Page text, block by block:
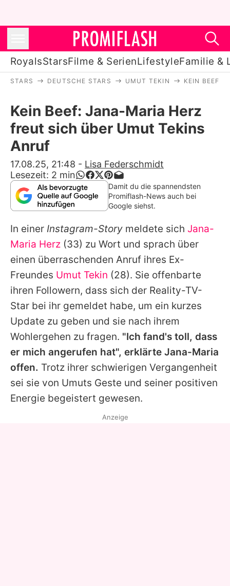
RoyalsStarsFilme & SerienLifestyleFamilie &
Stars
Filme & Serien
Lifestyle
Familie & Liebe
Promiflash Exklusiv
Alle Themen auf Promiflash
Jobs
App runterladen
Team
Redaktionelle Richtlinien
Impressum
Datenschutzerklärung
Utiq verwalten
STARS DEUTSCHE STARS UMUT TEKIN KEIN BEEF:
Kein Beef: Jana-Maria Herz
freut sich über Umut Tekins
Anruf
17.08.25, 21:48 - Lisa Federschmidt
Lesezeit: 2 min
Damit du die spannendsten
Promiflash-News auch bei
Google siehst.
In einer Instagram-Story meldete sich Jana-
Maria Herz (33) zu Wort und sprach über
einen überraschenden Anruf ihres Ex-
Freundes Umut Tekin (28). Sie offenbarte
ihren Followern, dass sich der Reality-TV-
Star bei ihr gemeldet habe, um ein kurzes
Update zu geben und sie nach ihrem
Wohlergehen zu fragen. "Ich fand's toll, dass
er mich angerufen hat", erklärte Jana-Maria
offen. Trotz ihrer schwierigen Vergangenheit
sei sie von Umuts Geste und seiner positiven
Energie begeistert gewesen.
Anzeige